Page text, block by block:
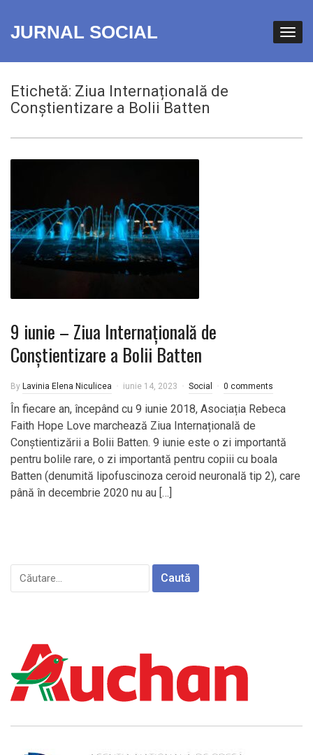
JURNAL SOCIAL
Etichetă: Ziua Internațională de
Conștientizare a Bolii Batten
9 iunie – Ziua Internațională de
Conștientizare a Bolii Batten
By Lavinia Elena Niculicea iunie 14, 2023 Social 0 comments
În fiecare an, începând cu 9 iunie 2018, Asociația Rebeca
Faith Hope Love marchează Ziua Internațională de
Conștientizării a Bolii Batten. 9 iunie este o zi importantă
pentru bolile rare, o zi importantă pentru copiii cu boala
Batten (denumită lipofuscinoza ceroid neuronală tip 2), care
până în decembrie 2020 nu au […]
Caută
după: